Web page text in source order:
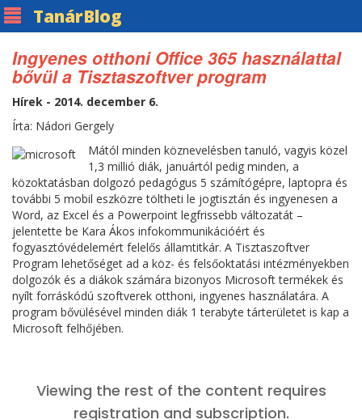
TanárBlog
Ingyenes otthoni Office 365 használattal
bővül a Tisztaszoftver program
Hírek - 2014. december 6.
Írta: Nádori Gergely
Mától minden köznevelésben tanuló, vagyis közel
1,3 millió diák, januártól pedig minden, a
közoktatásban dolgozó pedagógus 5 számítógépre, laptopra és
további 5 mobil eszközre töltheti le jogtisztán és ingyenesen a
Word, az Excel és a Powerpoint legfrissebb változatát –
jelentette be Kara Ákos infokommunikációért és
fogyasztóvédelemért felelős államtitkár. A Tisztaszoftver
Program lehetőséget ad a köz- és felsőoktatási intézményekben
dolgozók és a diákok számára bizonyos Microsoft termékek és
nyílt forráskódú szoftverek otthoni, ingyenes használatára. A
program bővülésével minden diák 1 terabyte tárterületet is kap a
Microsoft felhőjében.